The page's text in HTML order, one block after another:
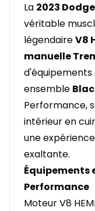
La 2023
véritable
légendaireV8
manuelle
d'équipements
ensemble
Performance,
intérieur en
une
exaltante.
Équipements
Performance
Moteur V8